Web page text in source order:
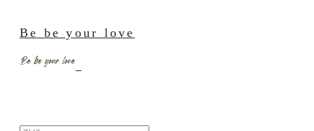
Be be your love